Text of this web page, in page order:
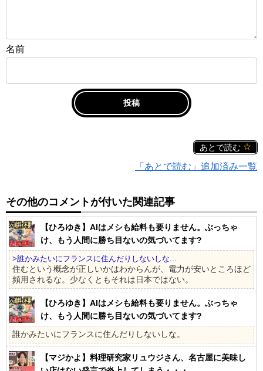
名前
あとで読む
「あとで読む」追加済み一覧
その他のコメントが付いた関連記事
【ひろゆき】AIはメシも給料も要りません。ぶっちゃ
け、もう人間に勝ち目ないの気づいてます?
>誰かみたいにフランスに住んだりしないしな...
住むという概念が正しいかはわからんが、電力が安いところほど
頻用されるな。少なくともそれは日本ではない。
【ひろゆき】AIはメシも給料も要りません。ぶっちゃ
け、もう人間に勝ち目ないの気づいてます?
誰かみたいにフランスに住んだりしないしな。
【マジかよ】料理研究家リュウジさん、名古屋に美味し